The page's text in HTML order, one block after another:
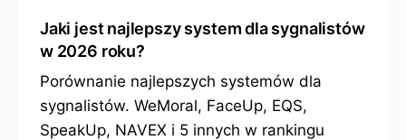
Jaki jest najlepszy system dla sygnalistów
w 2026 roku?
Porównanie najlepszych systemów dla
sygnalistów. WeMoral, FaceUp, EQS,
SpeakUp, NAVEX i 5 innych w rankingu